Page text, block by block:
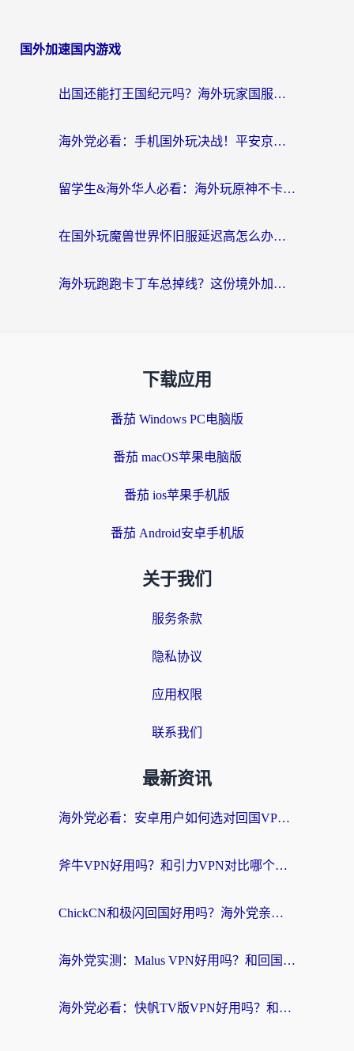
国外加速国内游戏
出国还能打王国纪元吗？海外玩家国服游戏畅玩终极指南
海外党必看：手机国外玩决战！平安京加速器推荐——解决延迟卡顿的终极方案
留学生&海外华人必看：海外玩原神不卡顿的秘密——原神加速器选择与使用全攻略
在国外玩魔兽世界怀旧服延迟高怎么办？老玩家亲测有效的加速器选择指南
海外玩跑跑卡丁车总掉线？这份境外加速指南帮你零延迟漂移！
下载应用
番茄 Windows PC电脑版
番茄 macOS苹果电脑版
番茄 ios苹果手机版
番茄 Android安卓手机版
关于我们
服务条款
隐私协议
应用权限
联系我们
最新资讯
海外党必看：安卓用户如何选对回国VPN？从踩坑到无缝访问的全攻略
斧牛VPN好用吗？和引力VPN对比哪个回国效果更好？海外党亲测3款加速器+避坑指南
ChickCN和极闪回国好用吗？海外党亲测3款加速器，教你选对不踩坑
海外党实测：Malus VPN好用吗？和回国VPN对比哪个回国效果更好？附真实体验与加速器推荐
海外党必看：快帆TV版VPN好用吗？和豌豆IP VPN对比哪个回国效果更好？附真实体验与选择指南